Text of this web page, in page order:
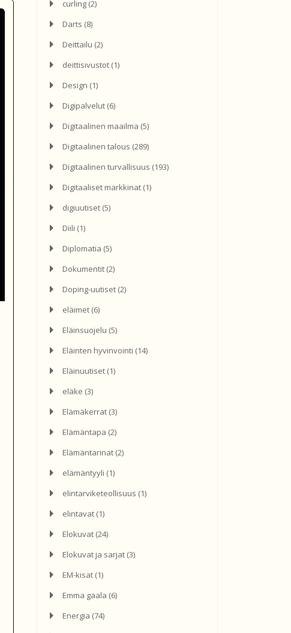
curling (2)
Darts (8)
Deittailu (2)
deittisivustot (1)
Design (1)
Digipalvelut (6)
Digitaalinen maailma (5)
Digitaalinen talous (289)
Digitaalinen turvallisuus (193)
Digitaaliset markkinat (1)
digiuutiset (5)
Diili (1)
Diplomatia (5)
Dokumentit (2)
Doping-uutiset (2)
eläimet (6)
Eläinsuojelu (5)
Eläinten hyvinvointi (14)
Eläinuutiset (1)
eläke (3)
Elämäkerrat (3)
Elämäntapa (2)
Elämäntarinat (2)
elämäntyyli (1)
elintarviketeollisuus (1)
elintavat (1)
Elokuvat (24)
Elokuvat ja sarjat (3)
EM-kisat (1)
Emma gaala (6)
Energia (74)